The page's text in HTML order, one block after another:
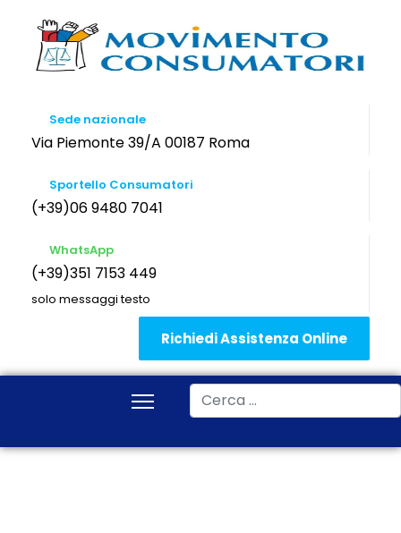
Sede nazionale
Via Piemonte 39/A 00187 Roma
Sportello Consumatori
(+39)06 9480 7041
WhatsApp
(+39)351 7153 449
solo messaggi testo
Richiedi Assistenza Online
Cerca